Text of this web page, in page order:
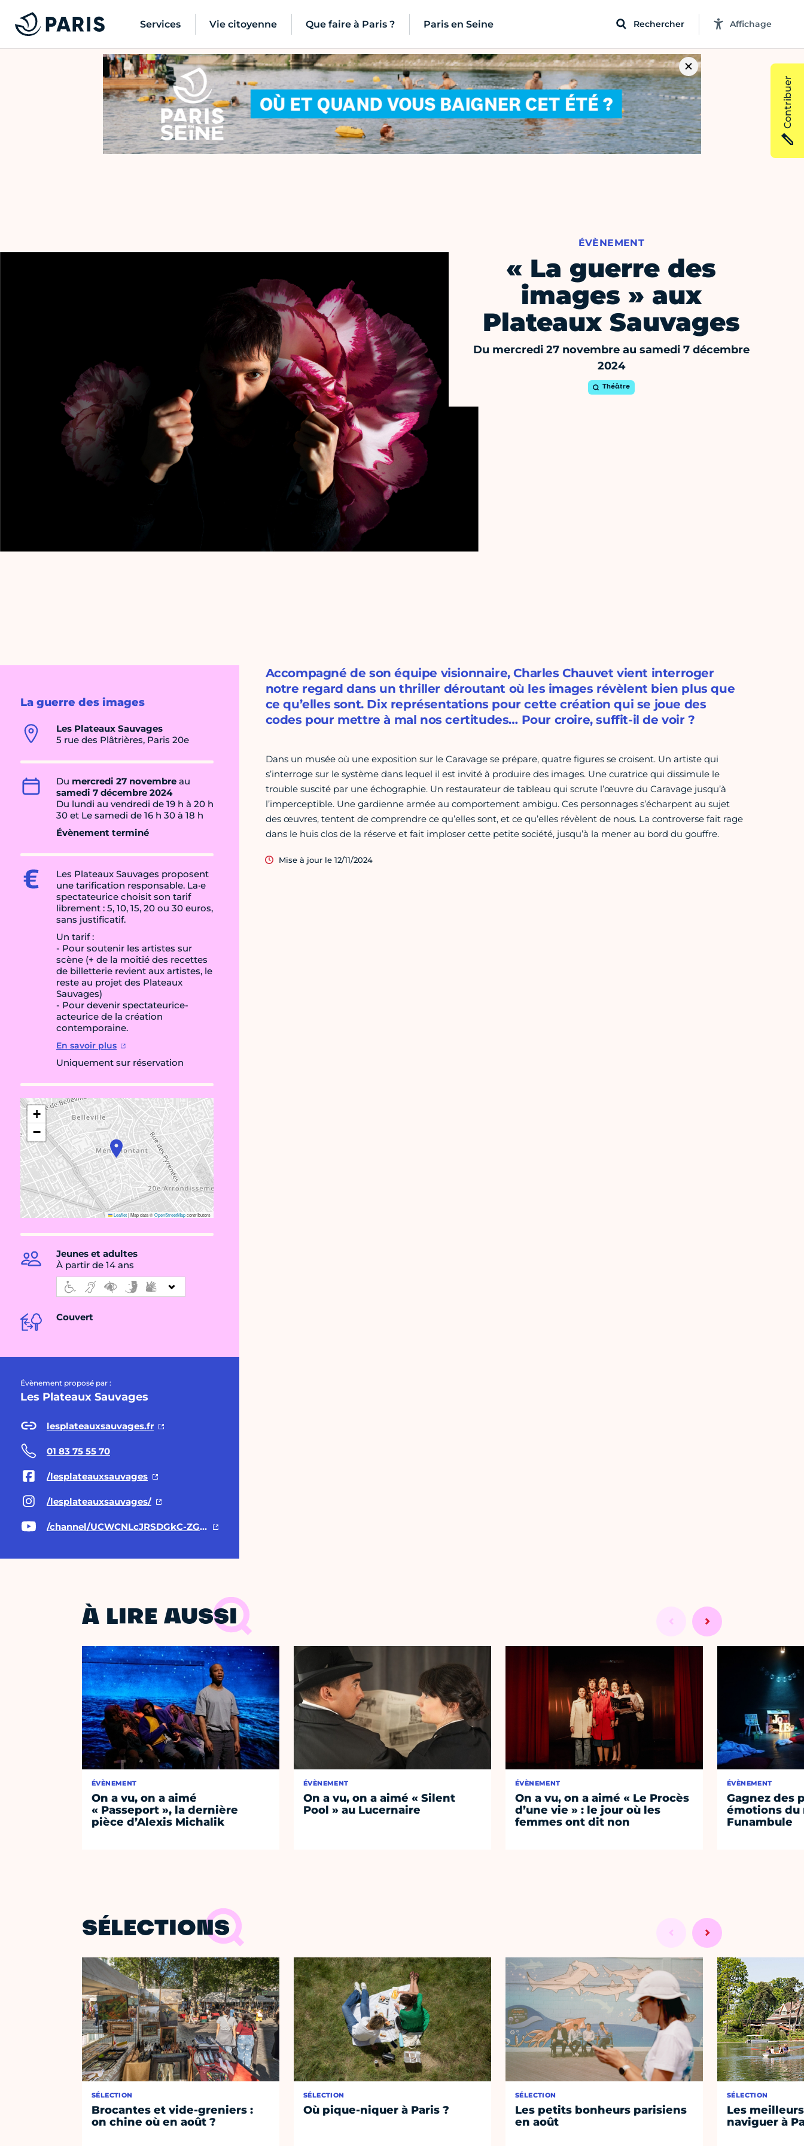
Services Vie citoyenne Que faire à Paris ? Paris en Seine Rechercher Affichage
ÉVÈNEMENT
« La guerre des
images » aux
Plateaux Sauvages
Du mercredi 27 novembre au samedi 7 décembre
2024
Théâtre
La guerre des images
Les Plateaux Sauvages
5 rue des Plâtrières, Paris 20e
Du mercredi 27 novembre au
samedi 7 décembre 2024
Du lundi au vendredi de 19 h à 20 h
30 et Le samedi de 16 h 30 à 18 h
Évènement terminé
Les Plateaux Sauvages proposent
une tarification responsable. La·e
spectateurice choisit son tarif
librement : 5, 10, 15, 20 ou 30 euros,
sans justificatif.
Un tarif :
- Pour soutenir les artistes sur
scène (+ de la moitié des recettes
de billetterie revient aux artistes, le
reste au projet des Plateaux
Sauvages)
- Pour devenir spectateurice-
acteurice de la création
contemporaine.
En savoir plus
Uniquement sur réservation
+
−
Leaflet|Map data ©OpenStreetMapcontributors
Jeunes et adultes
À partir de 14 ans
Couvert
Évènement proposé par :
Les Plateaux Sauvages
lesplateauxsauvages.fr
01 83 75 55 70
/lesplateauxsauvages
/lesplateauxsauvages/
/channel/UCWCNLcJRSDGkC-ZGIfdrvww
Accompagné de son équipe visionnaire, Charles Chauvet vient interroger
notre regard dans un thriller déroutant où les images révèlent bien plus que
ce qu’elles sont. Dix représentations pour cette création qui se joue des
codes pour mettre à mal nos certitudes… Pour croire, suffit-il de voir ?
Dans un musée où une exposition sur le Caravage se prépare, quatre figures se croisent. Un artiste qui
s’interroge sur le système dans lequel il est invité à produire des images. Une curatrice qui dissimule le
trouble suscité par une échographie. Un restaurateur de tableau qui scrute l’œuvre du Caravage jusqu’à
l’imperceptible. Une gardienne armée au comportement ambigu. Ces personnages s’écharpent au sujet
des œuvres, tentent de comprendre ce qu’elles sont, et ce qu’elles révèlent de nous. La controverse fait rage
dans le huis clos de la réserve et fait imploser cette petite société, jusqu’à la mener au bord du gouffre.
Mise à jour le 12/11/2024
À LIRE AUSSI
ÉVÈNEMENT
On a vu, on a aimé
« Passeport », la dernière
pièce d’Alexis Michalik
ÉVÈNEMENT
On a vu, on a aimé « Silent
Pool » au Lucernaire
ÉVÈNEMENT
On a vu, on a aimé « Le Procès
d’une vie » : le jour où les
femmes ont dit non
ÉVÈNEMENT
Gagnez des
émotions du
Funambule
SÉLECTIONS
SÉLECTION
Brocantes et vide-greniers :
on chine où en août ?
SÉLECTION
Où pique-niquer à Paris ?
SÉLECTION
Les petits bonheurs parisiens
en août
SÉLECTION
Les
naviguer à
Contribuer